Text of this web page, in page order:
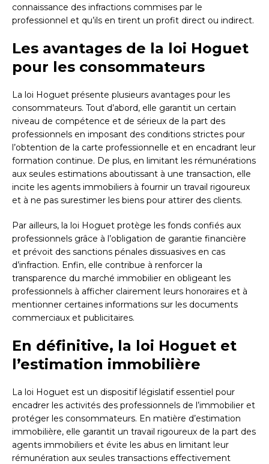
connaissance des infractions commises par le
professionnel et qu’ils en tirent un profit direct ou indirect.
Les avantages de la loi Hoguet
pour les consommateurs
La loi Hoguet présente plusieurs avantages pour les
consommateurs. Tout d’abord, elle garantit un certain
niveau de compétence et de sérieux de la part des
professionnels en imposant des conditions strictes pour
l’obtention de la carte professionnelle et en encadrant leur
formation continue. De plus, en limitant les rémunérations
aux seules estimations aboutissant à une transaction, elle
incite les agents immobiliers à fournir un travail rigoureux
et à ne pas surestimer les biens pour attirer des clients.
Par ailleurs, la loi Hoguet protège les fonds confiés aux
professionnels grâce à l’obligation de garantie financière
et prévoit des sanctions pénales dissuasives en cas
d’infraction. Enfin, elle contribue à renforcer la
transparence du marché immobilier en obligeant les
professionnels à afficher clairement leurs honoraires et à
mentionner certaines informations sur les documents
commerciaux et publicitaires.
En définitive, la loi Hoguet et
l’estimation immobilière
La loi Hoguet est un dispositif législatif essentiel pour
encadrer les activités des professionnels de l’immobilier et
protéger les consommateurs. En matière d’estimation
immobilière, elle garantit un travail rigoureux de la part des
agents immobiliers et évite les abus en limitant leur
rémunération aux seules transactions effectivement